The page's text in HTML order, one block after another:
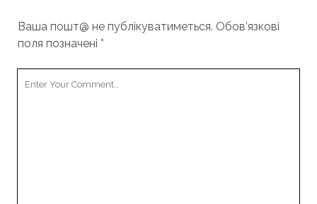
Ваша пошт@ не публікуватиметься. Обов’язкові
поля позначені *